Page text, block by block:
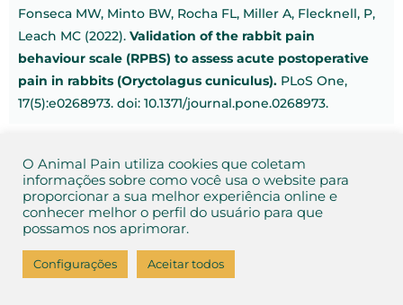
Fonseca MW, Minto BW, Rocha FL, Miller A, Flecknell, P,
Leach MC (2022). Validation of the rabbit pain
behaviour scale (RPBS) to assess acute postoperative
pain in rabbits (Oryctolagus cuniculus). PLoS One,
17(5):e0268973. doi: 10.1371/journal.pone.0268973.
Aviso de PrivacidadeeTermos de Uso
2026 Animal Pain
O Animal Pain utiliza cookies que coletam
informações sobre como você usa o website para
proporcionar a sua melhor experiência online e
conhecer melhor o perfil do usuário para que
possamos nos aprimorar.
Configurações Aceitar todos